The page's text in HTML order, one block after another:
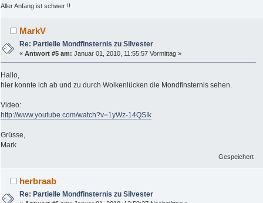
Aller Anfang ist schwer !!
MarkV
Re: Partielle Mondfinsternis zu Silvester
«Antwort #5 am: Januar 01, 2010, 11:55:57 Vormittag »
Hallo,
hier konnte ich ab und zu durch Wolkenlücken die Mondfinsternis sehen.
Video:
http://www.youtube.com/watch?v=1yWz-14QSIk
Grüsse,
Mark
Gespeichert
herbraab
Re: Partielle Mondfinsternis zu Silvester